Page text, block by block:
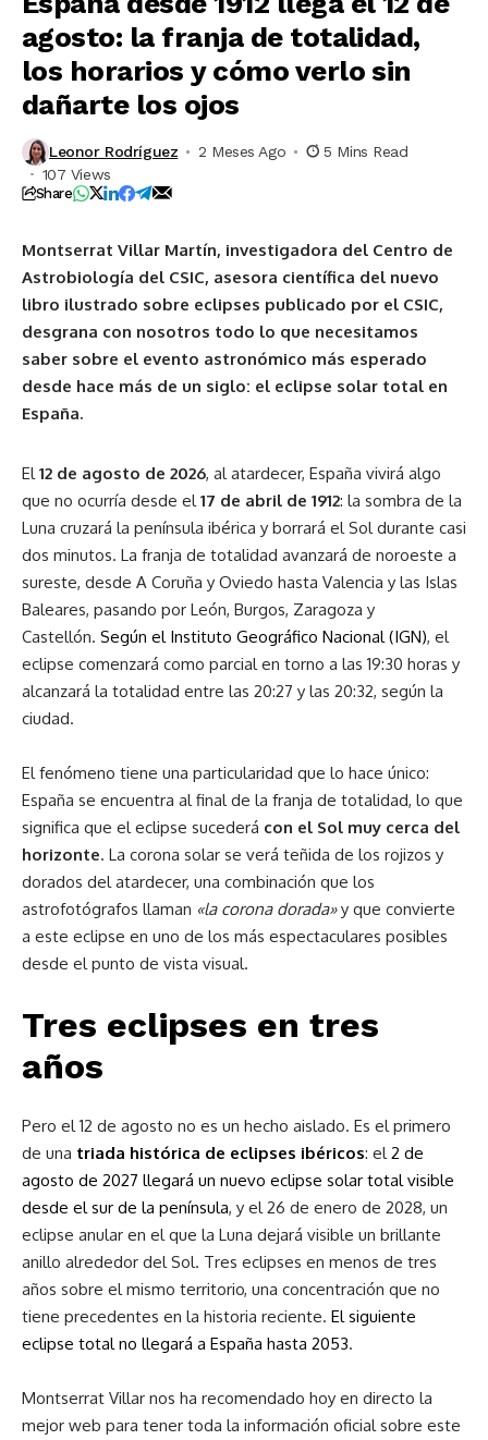
agosto: la franja de totalidad,
los horarios y cómo verlo sin
dañarte los ojos
Leonor Rodríguez 2 Meses Ago
5 Mins Read
107 Views
Share
Montserrat Villar Martín, investigadora del Centro de
Astrobiología del CSIC, asesora científica del nuevo
libro ilustrado sobre eclipses publicado por el CSIC,
desgrana con nosotros todo lo que necesitamos
saber sobre el evento astronómico más esperado
desde hace más de un siglo: el eclipse solar total en
España.
El 12 de agosto de 2026, al atardecer, España vivirá algo
que no ocurría desde el 17 de abril de 1912: la sombra de la
Luna cruzará la península ibérica y borrará el Sol durante casi
dos minutos. La franja de totalidad avanzará de noroeste a
sureste, desde A Coruña y Oviedo hasta Valencia y las Islas
Baleares, pasando por León, Burgos, Zaragoza y
Castellón. Según el Instituto Geográfico Nacional (IGN), el
eclipse comenzará como parcial en torno a las 19:30 horas y
alcanzará la totalidad entre las 20:27 y las 20:32, según la
ciudad.
El fenómeno tiene una particularidad que lo hace único:
España se encuentra al final de la franja de totalidad, lo que
significa que el eclipse sucederá con el Sol muy cerca del
horizonte. La corona solar se verá teñida de los rojizos y
dorados del atardecer, una combinación que los
astrofotógrafos llaman «la corona dorada»y que convierte
a este eclipse en uno de los más espectaculares posibles
desde el punto de vista visual.
Tres eclipses en tres
años
Pero el 12 de agosto no es un hecho aislado. Es el primero
de una triada histórica de eclipses ibéricos: el 2 de
agosto de 2027 llegará un nuevo eclipse solar total visible
desde el sur de la península, y el 26 de enero de 2028, un
eclipse anular en el que la Luna dejará visible un brillante
anillo alrededor del Sol. Tres eclipses en menos de tres
años sobre el mismo territorio, una concentración que no
tiene precedentes en la historia reciente. El siguiente
eclipse total no llegará a España hasta 2053.
Montserrat Villar nos ha recomendado hoy en directo la
mejor web para tener toda la información oficial sobre este